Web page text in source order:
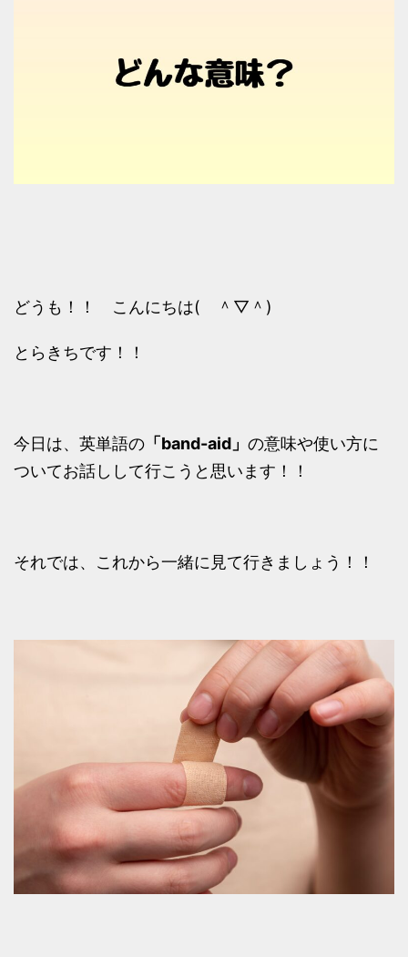
どうも！！ こんにちは( ＾▽＾)
とらきちです！！
今日は、英単語の 「band-aid」 の意味や使い方に
ついてお話しして行こうと思います！！
それでは、これから一緒に見て行きましょう！！